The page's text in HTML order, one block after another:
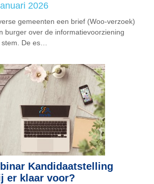
2026
gemeenten een brief (Woo-verzoek)
burger over de informatievoorziening
De es…
Kandidaatstelling
er klaar voor?